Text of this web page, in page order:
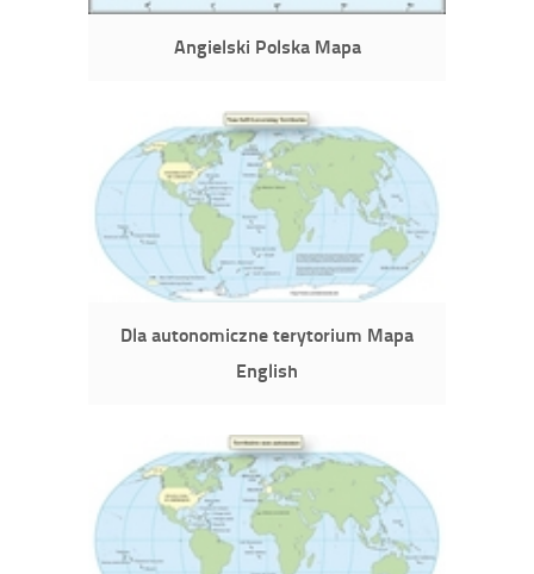
Angielski Polska Mapa
Dla autonomiczne terytorium Mapa
English